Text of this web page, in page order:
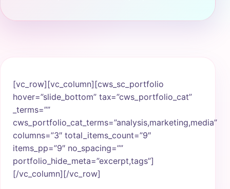
[vc_row][vc_column][cws_sc_portfolio
hover=”slide_bottom” tax=”cws_portfolio_cat”
_terms=””
cws_portfolio_cat_terms=”analysis,marketing,media”
columns=”3″ total_items_count=”9″
items_pp=”9″ no_spacing=””
portfolio_hide_meta=”excerpt,tags”]
[/vc_column][/vc_row]